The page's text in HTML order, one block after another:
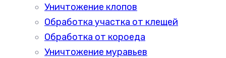
Уничтожение клопов
Обработка участка от клещей
Обработка от короеда
Уничтожение муравьев